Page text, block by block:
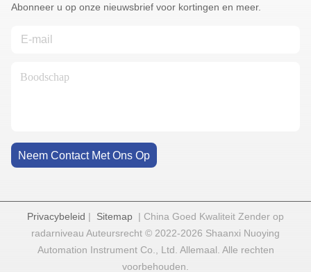
Abonneer u op onze nieuwsbrief voor kortingen en meer.
Neem Contact Met Ons Op
Privacybeleid | Sitemap | China Goed Kwaliteit Zender op
radarniveau Auteursrecht © 2022-2026 Shaanxi Nuoying
Automation Instrument Co., Ltd. Allemaal. Alle rechten
voorbehouden.